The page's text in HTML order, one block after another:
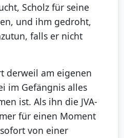
Scholz für seine
und ihm gedroht,
falls er nicht
derweil am eigenen
im Gefängnis alles
ist. Als ihn die JVA-
für einen Moment
von einer